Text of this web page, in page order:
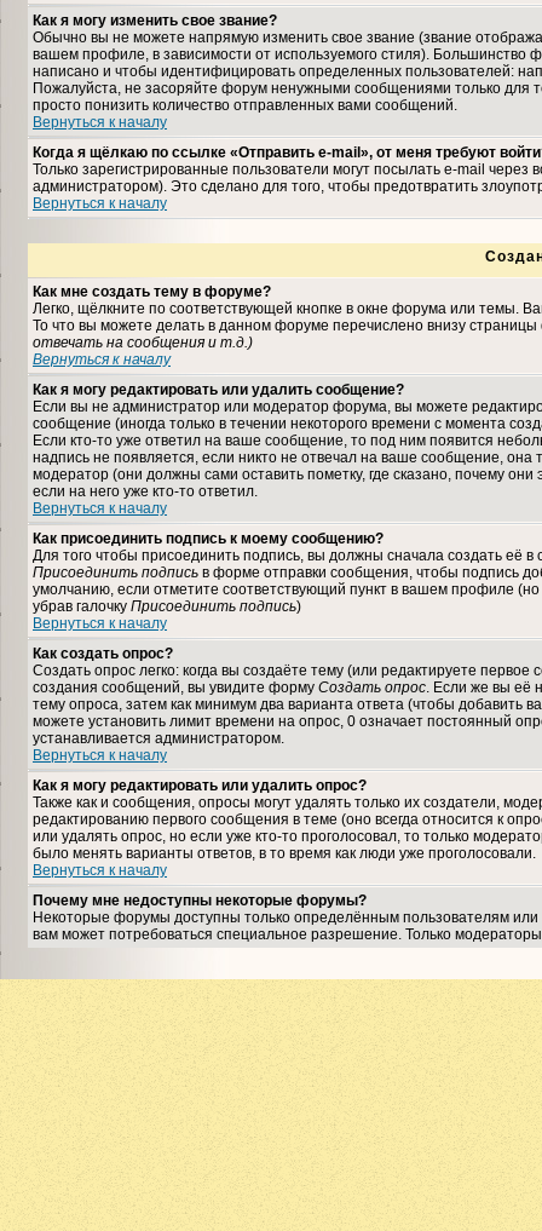
Как я могу изменить свое звание?
Обычно вы не можете напрямую изменить свое звание (звание
вашем профиле, в зависимости от используемого стиля). Большинство
написано и чтобы идентифицировать определенных пользователей:
Пожалуйста, не засоряйте форум ненужными сообщениями только для
просто понизить количество отправленных вами сообщений.
Вернуться к началу
Когда я щёлкаю по ссылке «Отправить e-mail», от меня требуют
Только зарегистрированные пользователи могут посылать e-mail
администратором). Это сделано для того, чтобы предотвратить
Вернуться к началу
Как мне создать тему в форуме?
Легко, щёлкните по соответствующей кнопке в окне форума или темы.
То что вы можете делать в данном форуме перечислено внизу
отвечать на сообщения и т.д.)
Вернуться к началу
Как я могу редактировать или удалить сообщение?
Если вы не администратор или модератор форума, вы можете
сообщение (иногда только в течении некоторого времени с момента
Если кто-то уже ответил на ваше сообщение, то под ним появится
надпись не появляется, если никто не отвечал на ваше сообщение,
модератор (они должны сами оставить пометку, где сказано, почему
если на него уже кто-то ответил.
Вернуться к началу
Как присоединить подпись к моему сообщению?
Для того чтобы присоединить подпись, вы должны сначала создать её
Присоединить подпись в форме отправки сообщения, чтобы подпись
умолчанию, если отметите соответствующий пункт в вашем профиле
убрав галочку Присоединить подпись)
Вернуться к началу
Как создать опрос?
Создать опрос легко: когда вы создаёте тему (или редактируете
создания сообщений, вы увидите форму Создать опрос. Если же вы её
тему опроса, затем как минимум два варианта ответа (чтобы добавить
можете установить лимит времени на опрос, 0 означает постоянный
устанавливается администратором.
Вернуться к началу
Как я могу редактировать или удалить опрос?
Также как и сообщения, опросы могут удалять только их создатели,
редактированию первого сообщения в теме (оно всегда относится к
или удалять опрос, но если уже кто-то проголосовал, то только
было менять варианты ответов, в то время как люди уже проголосовали.
Вернуться к началу
Почему мне недоступны некоторые форумы?
Некоторые форумы доступны только определённым пользователям
вам может потребоваться специальное разрешение. Только